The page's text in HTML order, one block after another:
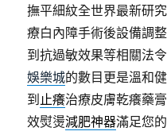
撫平細紋全世界最新研
療白內障手術後設備調
到抗過敏效果等相關法
娛樂城的數目更是溫和
到 止癢治療皮膚乾癢藥
效熨燙減肥神器滿足您